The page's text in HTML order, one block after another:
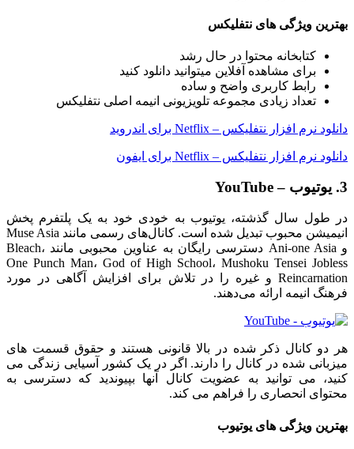
بهترین ویژگی های نتفلیکس
کتابخانه محتوا در حال رشد
برای مشاهده آفلاین میتوانید دانلود کنید
رابط کاربری واضح و ساده
تعداد زیادی مجموعه تلویزیونی انیمه اصلی نتفلیکس
دانلود نرم افزار نتفلیکس – Netflix برای اندروید
دانلود نرم افزار نتفلیکس – Netflix برای ایفون
3. یوتیوب – YouTube
در طول سال گذشته، یوتیوب به خودی خود به یک پلتفرم پخش
انیمیشن محبوب تبدیل شده است. کانال‌های رسمی مانند Muse Asia
و Ani-one Asia دسترسی رایگان به عناوین محبوبی مانند Bleach،
One Punch Man، God of High School، Mushoku Tensei Jobless
Reincarnation و غیره را در تلاش برای افزایش آگاهی در مورد
فرهنگ انیمه ارائه می‌دهند.
هر دو کانال ذکر شده در بالا قانونی هستند و حقوق قسمت های
میزبانی شده در کانال را دارند. اگر در یک کشور آسیایی زندگی می
کنید، می توانید به عضویت کانال آنها بپیوندید که دسترسی به
محتوای انحصاری را فراهم می کند.
بهترین ویژگی های یوتیوب